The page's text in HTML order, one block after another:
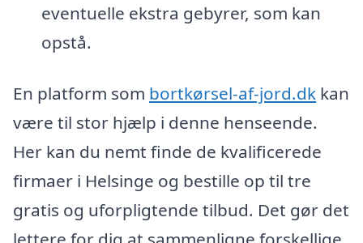
eventuelle ekstra gebyrer, som kan
opstå.
En platform som bortkørsel-af-jord.dk kan
være til stor hjælp i denne henseende.
Her kan du nemt finde de kvalificerede
firmaer i Helsinge og bestille op til tre
gratis og uforpligtende tilbud. Det gør det